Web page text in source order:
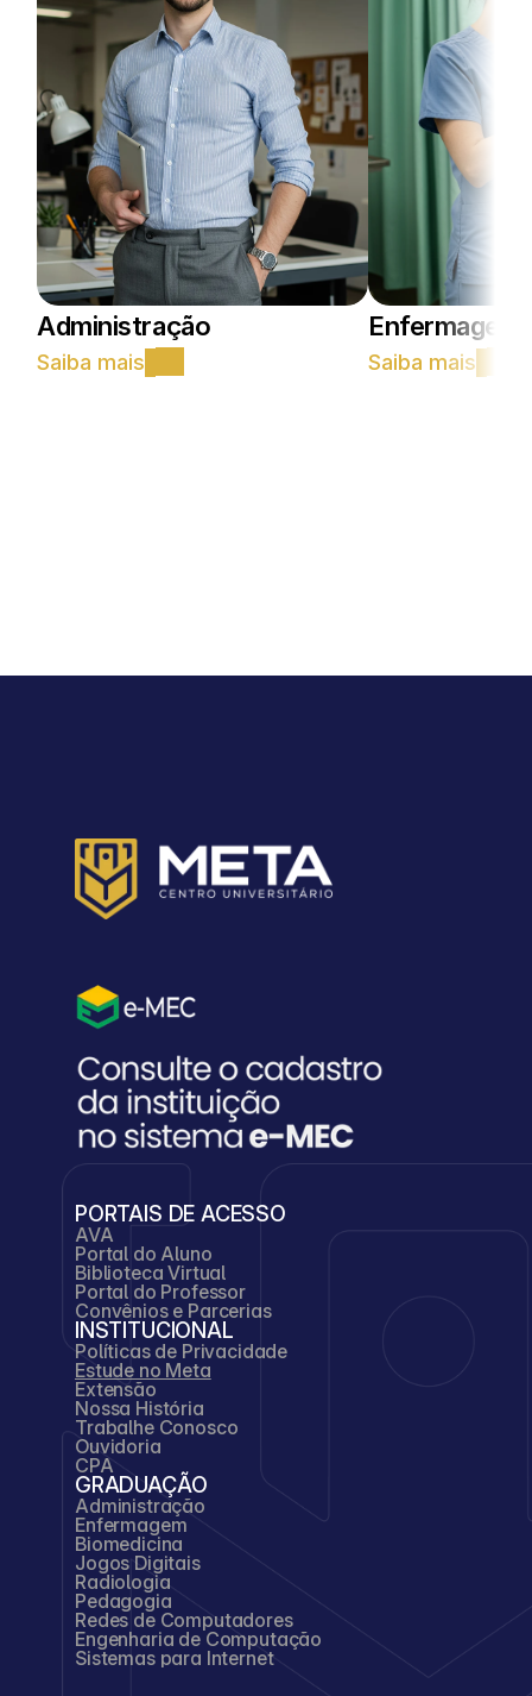
Administração
Saiba mais
Enfermagem
Saiba mais
PORTAIS DE ACESSO
AVA
Portal do Aluno
Biblioteca Virtual
Portal do Professor
Convênios e Parcerias
INSTITUCIONAL
Políticas de Privacidade
Estude no Meta
Extensão
Nossa História
Trabalhe Conosco
Ouvidoria
CPA
GRADUAÇÃO
Administração
Enfermagem
Biomedicina
Jogos Digitais
Radiologia
Pedagogia
Redes de Computadores
Engenharia de Computação
Sistemas para Internet